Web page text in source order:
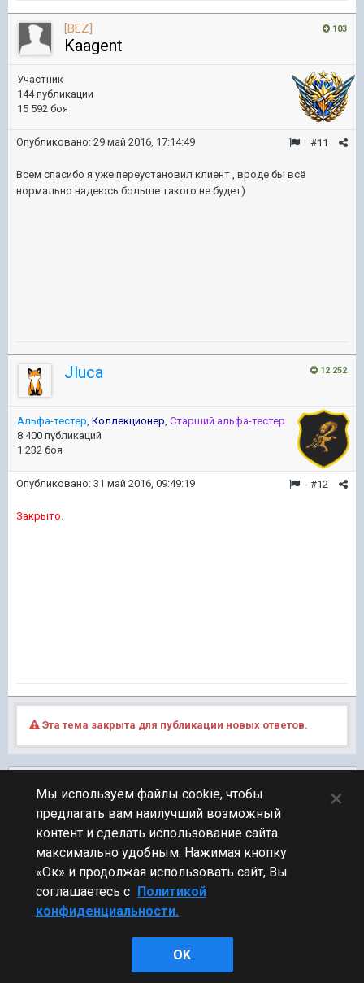
103
[BEZ]
Kaagent
Участник
144 публикации
15 592 боя
#11
Опубликовано: 29 май 2016, 17:14:49
Всем спасибо я уже переустановил клиент , вроде бы всё
нормально надеюсь больше такого не будет)
12 252
Jluca
Альфа-тестер, Коллекционер, Старший альфа-тестер
8 400 публикаций
1 232 боя
#12
Опубликовано: 31 май 2016, 09:49:19
Закрыто.
Эта тема закрыта для публикации новых ответов.
ПЕРЕЙТИ К СПИСКУ ТЕМ
Обсуждение Мира Кораблей
Стиль
Мы используем файлы cookie, чтобы
предлагать вам наилучший возможный
контент и сделать использование сайта
максимально удобным. Нажимая кнопку
«Ок» и продолжая использовать сайт, Вы
соглашаетесь с Политикой
конфиденциальности.
OK
×